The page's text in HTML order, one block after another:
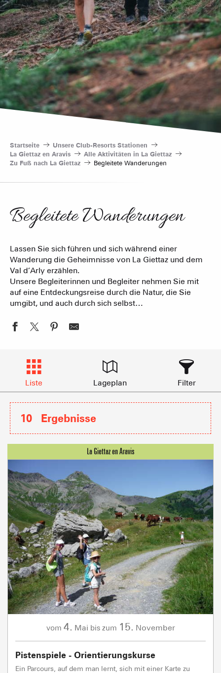
Startseite
Unsere Club-Resorts Stationen
La Giettaz en Aravis
Alle Aktivitäten in La Giettaz
Zu Fuß nach La Giettaz
Begleitete Wanderungen
Begleitete Wanderungen
Lassen Sie sich führen und sich während einer
Wanderung die Geheimnisse von La Giettaz und dem
Val d’Arly erzählen.
Unsere Begleiterinnen und Begleiter nehmen Sie mit
auf eine Entdeckungsreise durch die Natur, die Sie
umgibt, und auch durch sich selbst…
Liste Lageplan Filter
10 Ergebnisse
vom 4. Mai bis zum 15. November
Pistenspiele - Orientierungskurse
Ein Parcours, auf dem man lernt, sich mit einer Karte zu